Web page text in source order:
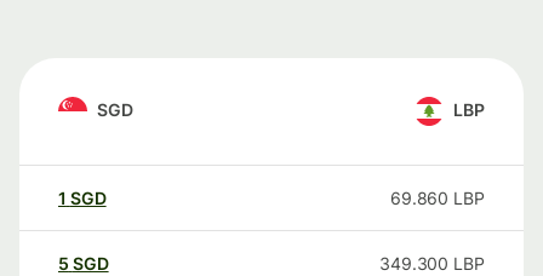
SGD LBP
1 SGD 69.860 LBP
5 SGD 349.300 LBP